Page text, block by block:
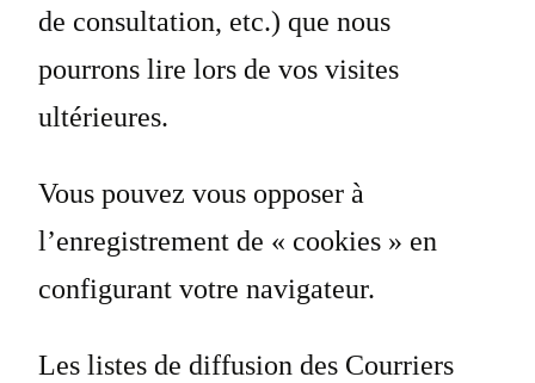
de consultation, etc.) que nous
pourrons lire lors de vos visites
ultérieures.
Vous pouvez vous opposer à
l’enregistrement de « cookies » en
configurant votre navigateur.
Les listes de diffusion des Courriers